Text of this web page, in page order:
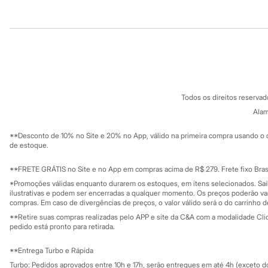
Arrumadinho para os meninos
0 a 24 meses
1 a 5 anos
10 a 16 anos
Acessórios
Recém-nascido
Bolsas e Mochilas
Chapéus
Calçados
Botas
Chinelos
Pantufas
Mapa do site
Investidores
Privacidade
Configuração de cookies
Minha privacidade
C&A Pay
Sobre o C&A
Governança
Educação
Todos os direitos
**Desconto de 10% no Site e 20% no App, válido na primeira compra usando
de estoque.
**FRETE GRÁTIS no Site e no App em compras acima de R$ 279. Frete fixo
*Promoções válidas enquanto durarem os estoques, em itens selecionados.
ilustrativas e podem ser encerradas a qualquer momento. Os preços poderão
compras. Em caso de divergências de preços, o valor válido será o do carrinho
**Retire suas compras realizadas pelo APP e site da C&A com a modalidade
pedido está pronto para retirada.
**Entrega Turbo e Rápida
Turbo: Pedidos aprovados entre 10h e 17h, serão entregues em até 4h (exceto